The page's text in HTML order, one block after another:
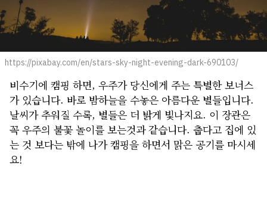
https://pixabay.com/en/stars-sky-night-evening-dark-690103/
비수기에 캠핑 하면, 우주가 당신에게 주는 특별한 보너스
가 있습니다. 바로 밤하늘을 수놓은 아름다운 별들입니다.
날씨가 추워질 수록, 별들은 더 밝게 빛나지요. 이 장관은
꼭 우주의 불꽃 놀이를 보는것과 같습니다. 춥다고 집에 있
는 것 보다는 밖에 나가 캠핑을 하면서 맑은 공기를 마시세
요!